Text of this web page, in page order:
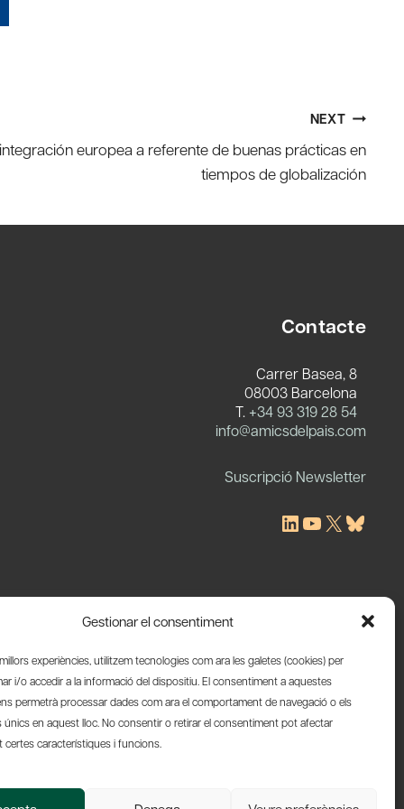
Gestionar el consentiment
experiències, utilitzem tecnologies com ara les galetes (cookies) per
i/o accedir a la informació del dispositiu. El consentiment a aquestes
permetrà processar dades com ara el comportament de navegació o els
únics en aquest lloc. No consentir o retirar el consentiment pot afectar
certes característiques i funcions.
NEXT
europea a referente de buenas prácticas en
tiempos de globalización
Contacte
Carrer Basea, 8
08003 Barcelona
T. +34 93 319 28 54
info@amicsdelpais.com
Suscripció Newsletter
LinkedIn
YouTube
X